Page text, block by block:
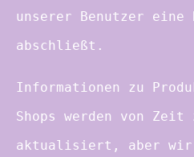
unserer Benutzer eine
abschließt.
Informationen zu
Shops werden von
aktualisiert, aber wir